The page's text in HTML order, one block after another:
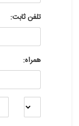
تلفن ثابت:
همراه: